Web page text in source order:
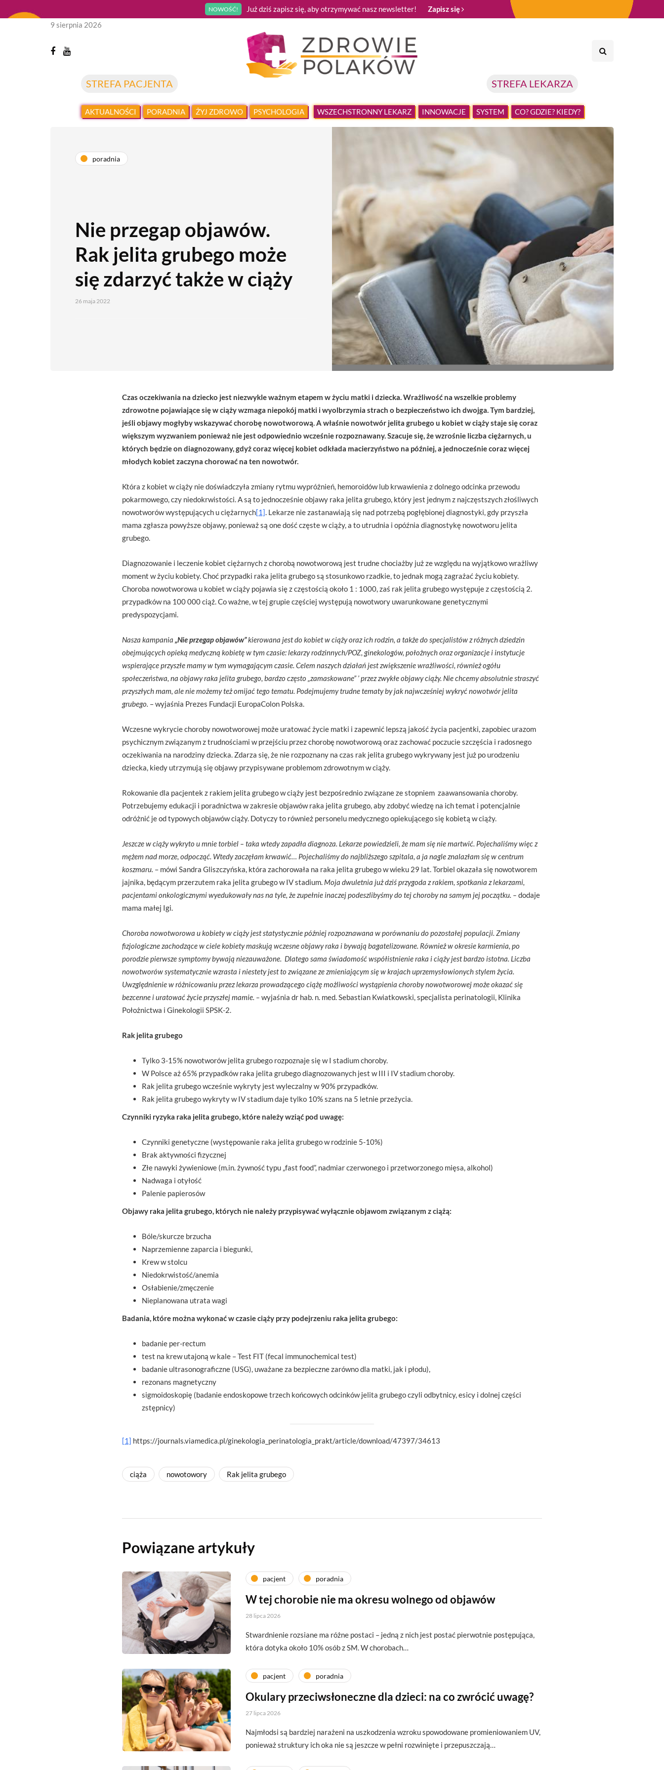
NOWOŚĆ! Już dziś zapisz się, aby otrzymywać nasz newsletter! Zapisz się
STREFA PACJENTA STREFA LEKARZA
9 sierpnia 2026
AKTUALNOŚCI PORADNIA ŻYJ ZDROWO PSYCHOLOGIA WSZECHSTRONNY LEKARZ INNOWACJE SYSTEM CO? GDZIE? KIEDY?
poradnia
Nie przegap objawów.
Rak jelita grubego może
się zdarzyć także w ciąży
26 maja 2022
Czas oczekiwania na dziecko jest niezwykle ważnym etapem w życiu matki i dziecka. Wrażliwość na wszelkie problemy
zdrowotne pojawiające się w ciąży wzmaga niepokój matki i wyolbrzymia strach o bezpieczeństwo ich dwojga. Tym bardziej,
jeśli objawy mogłyby wskazywać chorobę nowotworową. A właśnie nowotwór jelita grubego u kobiet w ciąży staje się coraz
większym wyzwaniem ponieważ nie jest odpowiednio wcześnie rozpoznawany. Szacuje się, że wzrośnie liczba ciężarnych, u
których będzie on diagnozowany, gdyż coraz więcej kobiet odkłada macierzyństwo na później, a jednocześnie coraz więcej
młodych kobiet zaczyna chorować na ten nowotwór.
Która z kobiet w ciąży nie doświadczyła zmiany rytmu wypróżnień, hemoroidów lub krwawienia z dolnego odcinka przewodu
pokarmowego, czy niedokrwistości. A są to jednocześnie objawy raka jelita grubego, który jest jednym z najczęstszych złośliwych
nowotworów występujących u ciężarnych[1]. Lekarze nie zastanawiają się nad potrzebą pogłębionej diagnostyki, gdy przyszła
mama zgłasza powyższe objawy, ponieważ są one dość częste w ciąży, a to utrudnia i opóźnia diagnostykę nowotworu jelita
grubego.
Diagnozowanie i leczenie kobiet ciężarnych z chorobą nowotworową jest trudne chociażby już ze względu na wyjątkowo wrażliwy
moment w życiu kobiety. Choć przypadki raka jelita grubego są stosunkowo rzadkie, to jednak mogą zagrażać życiu kobiety.
Choroba nowotworowa u kobiet w ciąży pojawia się z częstością około 1 : 1000, zaś rak jelita grubego występuje z częstością 2.
przypadków na 100 000 ciąż. Co ważne, w tej grupie częściej występują nowotwory uwarunkowane genetycznymi
predyspozycjami.
Nasza kampania „Nie przegap objawów”kierowana jest do kobiet w ciąży oraz ich rodzin, a także do specjalistów z różnych dziedzin
obejmujących opieką medyczną kobietę w tym czasie: lekarzy rodzinnych/POZ, ginekologów, położnych oraz organizacje i instytucje
wspierające przyszłe mamy w tym wymagającym czasie. Celem naszych działań jest zwiększenie wrażliwości, również ogółu
społeczeństwa, na objawy raka jelita grubego, bardzo często „zamaskowane” ’ przez zwykłe objawy ciąży. Nie chcemy absolutnie straszyć
przyszłych mam, ale nie możemy też omijać tego tematu. Podejmujemy trudne tematy by jak najwcześniej wykryć nowotwór jelita
grubego. – wyjaśnia Prezes Fundacji EuropaColon Polska.
Wczesne wykrycie choroby nowotworowej może uratować życie matki i zapewnić lepszą jakość życia pacjentki, zapobiec urazom
psychicznym związanym z trudnościami w przejściu przez chorobę nowotworową oraz zachować poczucie szczęścia i radosnego
oczekiwania na narodziny dziecka. Zdarza się, że nie rozpoznany na czas rak jelita grubego wykrywany jest już po urodzeniu
dziecka, kiedy utrzymują się objawy przypisywane problemom zdrowotnym w ciąży.
Rokowanie dla pacjentek z rakiem jelita grubego w ciąży jest bezpośrednio związane ze stopniem zaawansowania choroby.
Potrzebujemy edukacji i poradnictwa w zakresie objawów raka jelita grubego, aby zdobyć wiedzę na ich temat i potencjalnie
odróżnić je od typowych objawów ciąży. Dotyczy to również personelu medycznego opiekującego się kobietą w ciąży.
Jeszcze w ciąży wykryto u mnie torbiel – taka wtedy zapadła diagnoza. Lekarze powiedzieli, że mam się nie martwić. Pojechaliśmy więc z
mężem nad morze, odpocząć. Wtedy zaczęłam krwawić… Pojechaliśmy do najbliższego szpitala, a ja nagle znalazłam się w centrum
koszmaru. – mówi Sandra Gliszczyńska, która zachorowała na raka jelita grubego w wieku 29 lat. Torbiel okazała się nowotworem
jajnika, będącym przerzutem raka jelita grubego w IV stadium. Moja dwuletnia już dziś przygoda z rakiem, spotkania z lekarzami,
pacjentami onkologicznymi wyedukowały nas na tyle, że zupełnie inaczej podeszlibyśmy do tej choroby na samym jej początku. – dodaje
mama małej Igi.
Choroba nowotworowa u kobiety w ciąży jest statystycznie później rozpoznawana w porównaniu do pozostałej populacji. Zmiany
fizjologiczne zachodzące w ciele kobiety maskują wczesne objawy raka i bywają bagatelizowane. Również w okresie karmienia, po
porodzie pierwsze symptomy bywają niezauważone. Dlatego sama świadomość współistnienie raka i ciąży jest bardzo istotna. Liczba
nowotworów systematycznie wzrasta i niestety jest to związane ze zmieniającym się w krajach uprzemysłowionych stylem życia.
Uwzględnienie w różnicowaniu przez lekarza prowadzącego ciążę możliwości wystąpienia choroby nowotworowej może okazać się
bezcenne i uratować życie przyszłej mamie. – wyjaśnia dr hab. n. med. Sebastian Kwiatkowski, specjalista perinatologii, Klinika
Położnictwa i Ginekologii SPSK-2.
Rak jelita grubego
Tylko 3-15% nowotworów jelita grubego rozpoznaje się w I stadium choroby.
W Polsce aż 65% przypadków raka jelita grubego diagnozowanych jest w III i IV stadium choroby.
Rak jelita grubego wcześnie wykryty jest wyleczalny w 90% przypadków.
Rak jelita grubego wykryty w IV stadium daje tylko 10% szans na 5 letnie przeżycia.
Czynniki ryzyka raka jelita grubego, które należy wziąć pod uwagę:
Czynniki genetyczne (występowanie raka jelita grubego w rodzinie 5-10%)
Brak aktywności fizycznej
Złe nawyki żywieniowe (m.in. żywność typu „fast food”, nadmiar czerwonego i przetworzonego mięsa, alkohol)
Nadwaga i otyłość
Palenie papierosów
Objawy raka jelita grubego, których nie należy przypisywać wyłącznie objawom związanym z ciążą:
Bóle/skurcze brzucha
Naprzemienne zaparcia i biegunki,
Krew w stolcu
Niedokrwistość/anemia
Osłabienie/zmęczenie
Nieplanowana utrata wagi
Badania, które można wykonać w czasie ciąży przy podejrzeniu raka jelita grubego:
badanie per-rectum
test na krew utajoną w kale – Test FIT (fecal immunochemical test)
badanie ultrasonograficzne (USG), uważane za bezpieczne zarówno dla matki, jak i płodu),
rezonans magnetyczny
sigmoidoskopię (badanie endoskopowe trzech końcowych odcinków jelita grubego czyli odbytnicy, esicy i dolnej części
zstępnicy)
[1] https://journals.viamedica.pl/ginekologia_perinatologia_prakt/article/download/47397/34613
ciąża nowotowory Rak jelita grubego
Powiązane artykuły
pacjent poradnia
W tej chorobie nie ma okresu wolnego od objawów
28 lipca 2026
Stwardnienie rozsiane ma różne postaci – jedną z nich jest postać pierwotnie postępująca,
która dotyka około 10% osób z SM. W chorobach…
pacjent poradnia
Okulary przeciwsłoneczne dla dzieci: na co zwrócić uwagę?
27 lipca 2026
Najmłodsi są bardziej narażeni na uszkodzenia wzroku spowodowane promieniowaniem UV,
ponieważ struktury ich oka nie są jeszcze w pełni rozwinięte i przepuszczają…